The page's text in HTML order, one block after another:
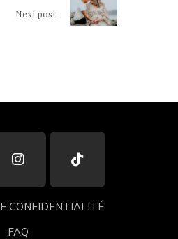
Next post
CONFIDENTIALITÉ
FAQ